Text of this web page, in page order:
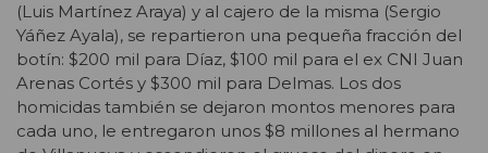
(Luis Martínez Araya) y al cajero de la misma (Sergio
Yáñez Ayala), se repartieron una pequeña fracción del
botín: $200 mil para Díaz, $100 mil para el ex CNI Juan
Arenas Cortés y $300 mil para Delmas. Los dos
homicidas también se dejaron montos menores para
cada uno, le entregaron unos $8 millones al hermano